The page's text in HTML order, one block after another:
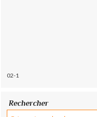
02-1
Rechercher